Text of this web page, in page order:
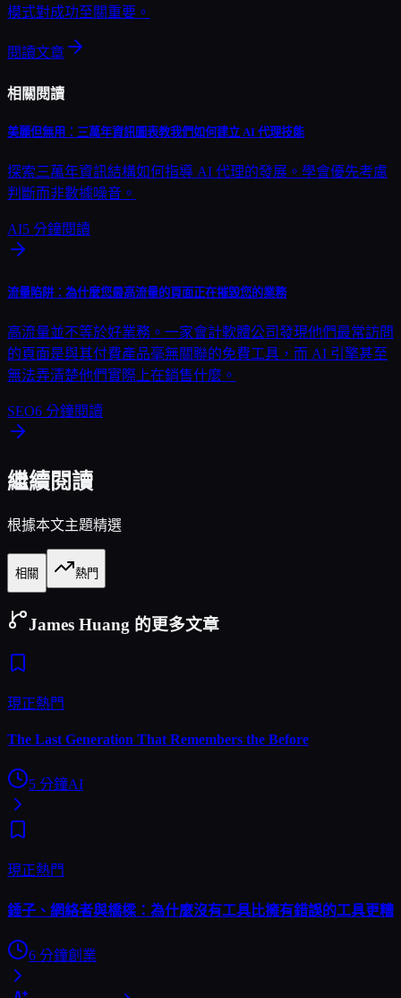
模式對成功至關重要。
閱讀文章
相關閱讀
美麗但無用：三萬年資訊圖表教我們如何建立 AI 代理技能
探索三萬年資訊結構如何指導 AI 代理的發展。學會優先考慮
判斷而非數據噪音。
AI5 分鐘閱讀
流量陷阱：為什麼您最高流量的頁面正在摧毀您的業務
高流量並不等於好業務。一家會計軟體公司發現他們最常訪問
的頁面是與其付費產品毫無關聯的免費工具，而 AI 引擎甚至
無法弄清楚他們實際上在銷售什麼。
SEO6 分鐘閱讀
繼續閱讀
根據本文主題精選
相關 熱門
James Huang 的更多文章
現正熱門
The Last Generation That Remembers the Before
5 分鐘AI
現正熱門
錘子、網絡者與橋樑：為什麼沒有工具比擁有錯誤的工具更糟
6 分鐘創業